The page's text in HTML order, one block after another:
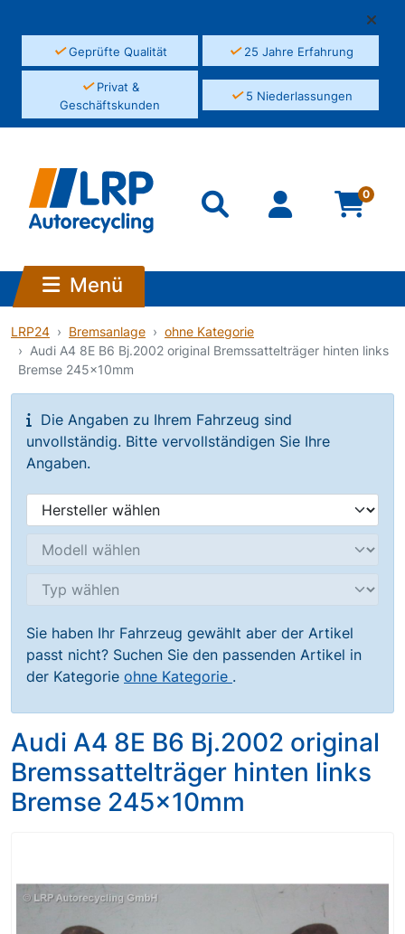
✓Geprüfte Qualität ✓25 Jahre Erfahrung
✓Privat &
Geschäftskunden
✓5 Niederlassungen
0
Menü
LRP24 Bremsanlage
ohne Kategorie
Audi A4 8E B6 Bj.2002 original Bremssattelträger hinten links
Bremse 245x10mm
Die Angaben zu Ihrem Fahrzeug sind
unvollständig. Bitte vervollständigen Sie Ihre
Angaben.
Sie haben Ihr Fahrzeug gewählt aber der Artikel
passt nicht? Suchen Sie den passenden Artikel in
der Kategorie ohne Kategorie .
Audi A4 8E B6 Bj.2002 original
Bremssattelträger hinten links
Bremse 245x10mm